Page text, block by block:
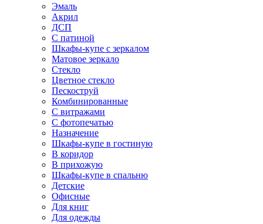
Эмаль
Акрил
ДСП
С патиной
Шкафы-купе с зеркалом
Матовое зеркало
Стекло
Цветное стекло
Пескоструй
Комбинированные
С витражами
С фотопечатью
Назначение
Шкафы-купе в гостиную
В коридор
В прихожую
Шкафы-купе в спальню
Детские
Офисные
Для книг
Для одежды